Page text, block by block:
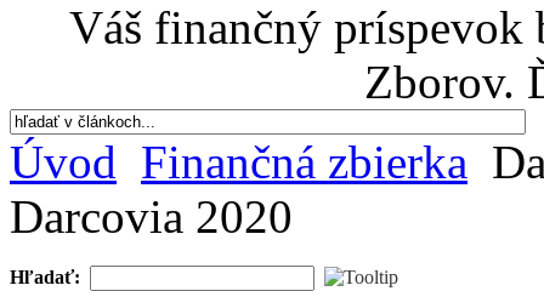
Váš finančný príspevok
Zborov.
Úvod Finančná zbierka
Darcovia 2020
Hľadať: